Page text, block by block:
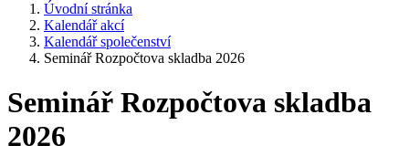
Úvodní stránka
Kalendář akcí
Kalendář společenství
Seminář Rozpočtova skladba 2026
Seminář Rozpočtova skladba
2026